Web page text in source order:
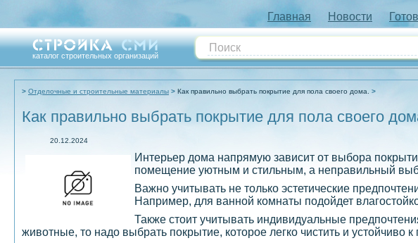
Главная Новости
каталог строительных организаций
Отделочные и строительные материалы Как правильно выбрать покрытие для пола своего дома.
Как правильно выбрать покрытие для пола своего
20.12.2024
Интерьер дома напрямую зависит от выбора
помещение уютным и стильным, а неправильный
Важно учитывать не только эстетические
Например, для ванной комнаты подойдет
Также стоит учитывать индивидуальные
животные, то надо выбрать покрытие, которое легко чистить и устойчиво